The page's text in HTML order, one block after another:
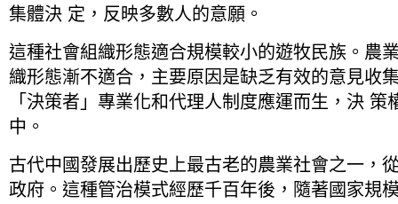
集體決 定，反映多數人的意願。
這種社會組織形態適合規模較小的遊牧民族。農
織形態漸不適合，主要原因是缺乏有效的意見收
「決策者」專業化和代理人制度應運而生，決
中。
古代中國發展出歷史上最古老的農業社會之一，
政府。這種管治模式經歷千百年後，隨著國家規